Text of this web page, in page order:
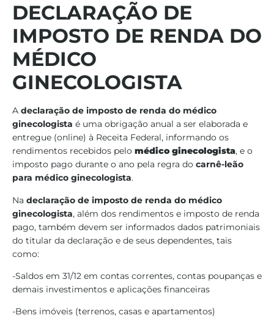
DECLARAÇÃO DE
IMPOSTO DE RENDA DO
MÉDICO
GINECOLOGISTA
A declaração de imposto de renda do médico
ginecologista é uma obrigação anual a ser elaborada e
entregue (online) à Receita Federal, informando os
rendimentos recebidos pelo médico ginecologista, e o
imposto pago durante o ano pela regra do carnê-leão
para médico ginecologista.
Na declaração de imposto de renda do médico
ginecologista, além dos rendimentos e imposto de renda
pago, também devem ser informados dados patrimoniais
do titular da declaração e de seus dependentes, tais
como:
-Saldos em 31/12 em contas correntes, contas poupanças e
demais investimentos e aplicações financeiras
-Bens imóveis (terrenos, casas e apartamentos)